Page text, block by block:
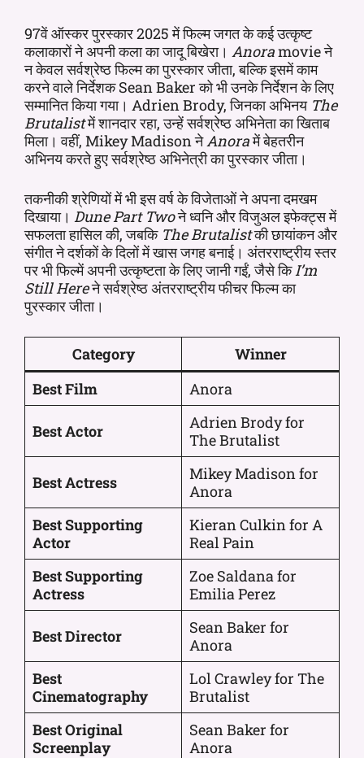
97वें ऑस्कर पुरस्कार 2025 में फिल्म जगत के कई उत्कृष्ट
कलाकारों ने अपनी कला का जादू बिखेरा। Anoramovie ने
न केवल सर्वश्रेष्ठ फिल्म का पुरस्कार जीता, बल्कि इसमें काम
करने वाले निर्देशक Sean Baker को भी उनके निर्देशन के लिए
सम्मानित किया गया। Adrien Brody, जिनका अभिनय The
Brutalistमें शानदार रहा, उन्हें सर्वश्रेष्ठ अभिनेता का खिताब
मिला। वहीं, Mikey Madison नेAnoraमें बेहतरीन
अभिनय करते हुए सर्वश्रेष्ठ अभिनेत्री का पुरस्कार जीता।
तकनीकी श्रेणियों में भी इस वर्ष के विजेताओं ने अपना दमखम
दिखाया। Dune Part Twoने ध्वनि और विजुअल इफेक्ट्स में
सफलता हासिल की, जबकि The Brutalistकी छायांकन और
संगीत ने दर्शकों के दिलों में खास जगह बनाई। अंतरराष्ट्रीय स्तर
पर भी फिल्में अपनी उत्कृष्टता के लिए जानी गईं, जैसे किI’m
Still Hereने सर्वश्रेष्ठ अंतरराष्ट्रीय फीचर फिल्म का
पुरस्कार जीता।
Category
Winner
Best Film
Anora
Best Actor
Adrien Brody for
The Brutalist
Best Actress
Mikey Madison for
Anora
Best Supporting
Actor
Kieran Culkin for A
Real Pain
Best Supporting
Actress
Zoe Saldana for
Emilia Perez
Best Director
Sean Baker for
Anora
Best
Cinematography
Lol Crawley for The
Brutalist
Best Original
Screenplay
Sean Baker for
Anora